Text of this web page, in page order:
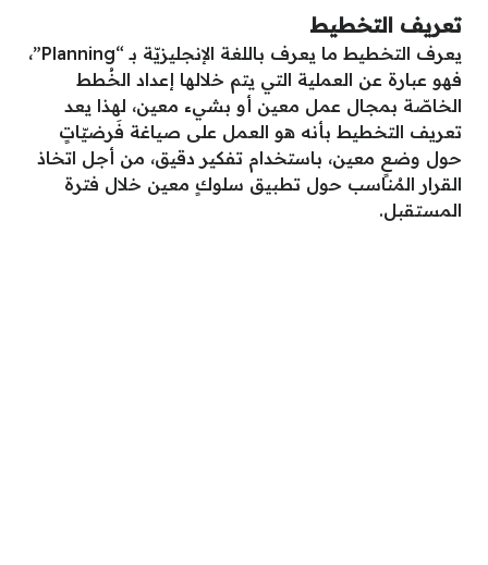
تعريف التخطيط
يعرف التخطيط ما يعرف باللغة الإنجليزيّة بـ “Planning”،
فهو عبارة عن العملية التي يتم خلالها إعداد الخُطط
الخاصّة بمجال عمل معين أو بشيء معين، لهذا يعد
تعريف التخطيط بأنه هو العمل على صياغة فَرضيّاتٍ
حول وضعٍ معين، باستخدام تفكير دقيق، من أجل اتخاذ
القرار المُناسب حول تطبيق سلوكٍ معين خلال فترة
المستقبل.